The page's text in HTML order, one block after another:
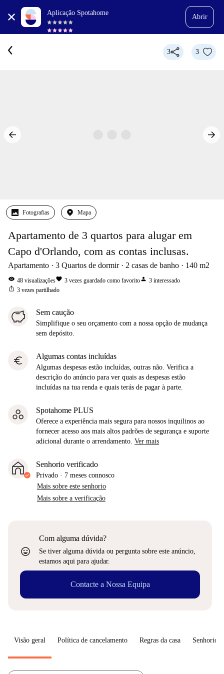
Aplicação Spotahome
Abrir
3 3
Fotografias Mapa
Apartamento de 3 quartos para alugar em
Capo d'Orlando, com as contas inclusas.
Apartamento 3 Quartos de dormir 2 casas de banho 140 m2
visibility 48 visualizaçõesfavorite 3 vezes guardado como favoritoperson 3 interessado
ios_share 3 vezes partilhado
Sem caução
Simplifique o seu orçamento com a nossa opção de mudança
sem depósito.
euro Algumas contas incluídas
Algumas despesas estão incluídas, outras não. Verifica a
descrição do anúncio para ver quais as despesas estão
incluídas na tua renda e quais terás de pagar à parte.
Spotahome PLUS
Oferece a experiência mais segura para nossos inquilinos ao
fornecer acesso aos mais altos padrões de segurança e suporte
adicional durante o arrendamento. Ver mais
Senhorio verificado
Privado · 7 meses connosco
Mais sobre este senhorio
Mais sobre a verificação
sentiment_very_satisfied
Com alguma dúvida?
Se tiver alguma dúvida ou pergunta sobre este anúncio,
estamos aqui para ajudar.
Contacte a Nossa Equipa
Visão geral Política de cancelamento Regras da casa Senhorio